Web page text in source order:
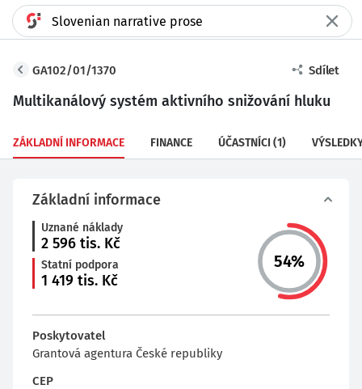
GA102/01/1370 Sdílet
Multikanálový systém aktivního snižování hluku
ZÁKLADNÍ INFORMACE FINANCE ÚČASTNÍCI (1)
Základní informace
Uznané náklady
2 596 tis. Kč
Statní podpora
1 419 tis. Kč
54%
Poskytovatel
Grantová agentura České republiky
CEP